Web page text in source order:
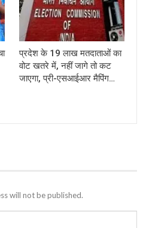
प्रदेश के 19 लाख मतदाताओं का
वोट खतरे में, नहीं जागे तो कट
जाएगा, प्री-एसआईआर मैपिंग…
will not be published.